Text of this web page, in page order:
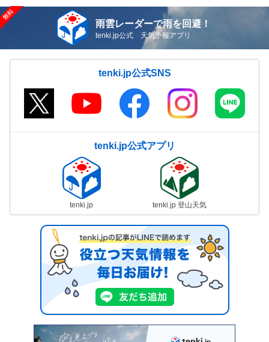
雨雲レーダーで雨を回避！
tenki.jp公式 天気予報アプリ
tenki.jp公式SNS
tenki.jp公式アプリ
tenki.jp tenki.jp 登山天気